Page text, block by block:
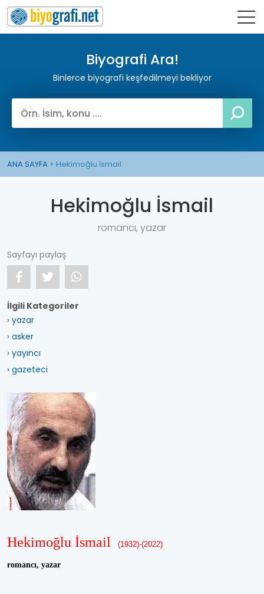
Biyografi Ara!
Binlerce biyografi keşfedilmeyi bekliyor
ANA SAYFA Hekimoğlu İsmail
Hekimoğlu İsmail
romancı, yazar
Sayfayı paylaş
İlgili Kategoriler
› yazar
› asker
› yayıncı
› gazeteci
Hekimoğlu İsmail (1932)-(2022)
romancı, yazar